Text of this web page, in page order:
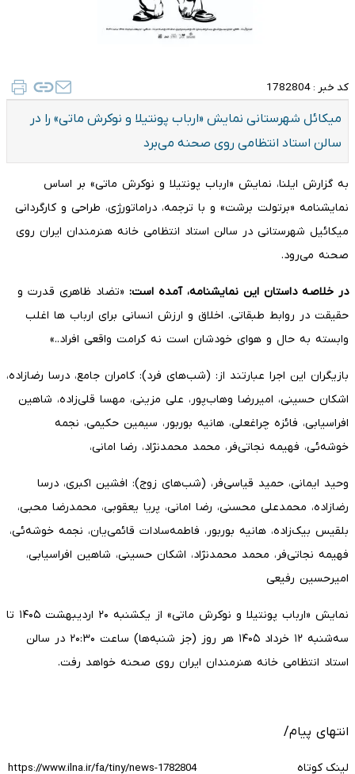
کد خبر : 1782804
میکائل شهرستانی نمایش «ارباب پونتیلا و نوکرش ماتی» را در
سالن استاد انتظامی روی صحنه می‌برد
به گزارش ایلنا، نمایش «ارباب پونتیلا و نوکرش ماتی» بر اساس
نمایشنامه «برتولت برشت» و با ترجمه، دراماتورژی، طراحی و کارگردانی
میکائیل شهرستانی در سالن استاد انتظامی خانه هنرمندان ایران روی
صحنه می‌رود.
در خلاصه داستان این نمایشنامه، آمده است: «تضاد ظاهری قدرت و
حقیقت در روابط طبقاتی. اخلاق و ارزش انسانی برای ارباب ها اغلب
وابسته به حال و هوای خودشان است نه کرامت واقعی افراد..»
بازیگران این اجرا عبارتند از: (شب‌های فرد): کامران ‌جامع، درسا رضازاده،
اشکان حسینی، امیررضا ‌وهاب‌پور، علی ‌مزینی، مهسا ‌قلی‌زاده، شاهین
‌افراسیابی، فائزه چراغعلی، هانیه بوربور، سیمین حکیمی، نجمه
‌خوشه‌ئی، فهیمه نجاتی‌فر، محمد ‌محمدنژاد، رضا ‌امانی،
وحید ‌ایمانی، حمید ‌قیاسی‌فر، (شب‌های زوج): افشین ‌اکبری، درسا
رضازاده، محمدعلی محسنی، رضا ‌امانی، پریا ‌یعقوبی، محمدرضا ‌محبی،
بلقیس ‌بیک‌زاده، هانیه بوربور، فاطمه‌سادات ‌قائمی‌یان، نجمه ‌خوشه‌ئی،
فهیمه نجاتی‌فر، محمد ‌محمدنژاد، اشکان حسینی، شاهین ‌افراسیابی،
امیرحسین ‌رفیعی
نمایش «ارباب پونتیلا و نوکرش ماتی» از یکشنبه ۲۰ اردیبهشت ۱۴۰۵ تا
سه‌شنبه ۱۲ خرداد ۱۴۰۵ هر روز (جز شنبه‌ها) ساعت ۲۰:۳۰ در سالن
استاد انتظامی خانه هنرمندان ایران روی صحنه خواهد رفت.
انتهای پیام/
لینک کوتاه